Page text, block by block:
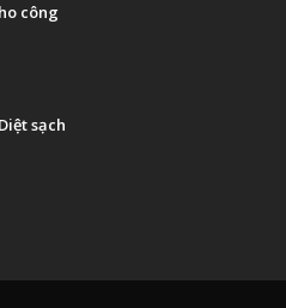
công
sạch